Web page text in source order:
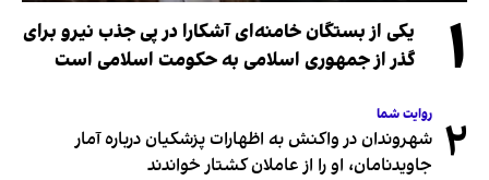
۱
یکی از بستگان خامنه‌ای آشکارا در پی جذب نیرو برای
گذر از جمهوری اسلامی به حکومت اسلامی است
۲ روایت شما
شهروندان در واکنش به اظهارات پزشکیان درباره آمار
جاویدنامان، او را از عاملان کشتار خواندند